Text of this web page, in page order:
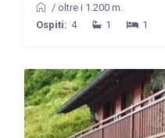
/ oltre i 1.200 m.
Ospiti: 4 1 1